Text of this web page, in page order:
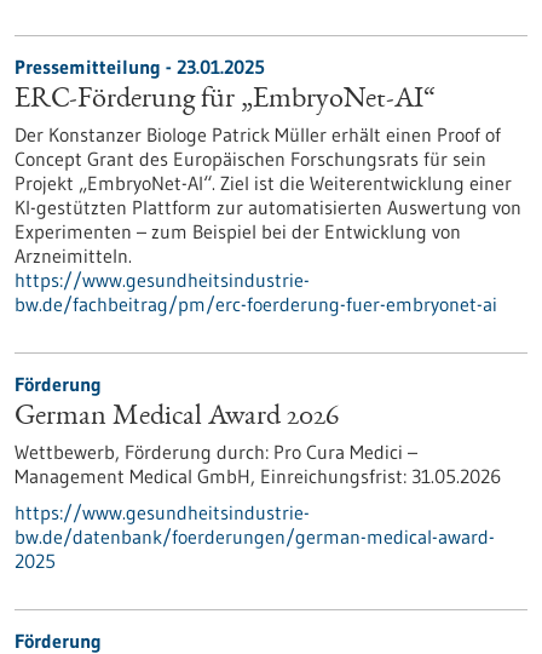
Pressemitteilung - 23.01.2025
ERC-Förderung für „EmbryoNet-AI“
Der Konstanzer Biologe Patrick Müller erhält einen Proof of
Concept Grant des Europäischen Forschungsrats für sein
Projekt „EmbryoNet-AI“. Ziel ist die Weiterentwicklung einer
KI-gestützten Plattform zur automatisierten Auswertung von
Experimenten – zum Beispiel bei der Entwicklung von
Arzneimitteln.
https://www.gesundheitsindustrie-
bw.de/fachbeitrag/pm/erc-foerderung-fuer-embryonet-ai
Förderung
German Medical Award 2026
Wettbewerb, Förderung durch: Pro Cura Medici –
Management Medical GmbH, Einreichungsfrist: 31.05.2026
https://www.gesundheitsindustrie-
bw.de/datenbank/foerderungen/german-medical-award-
2025
Förderung